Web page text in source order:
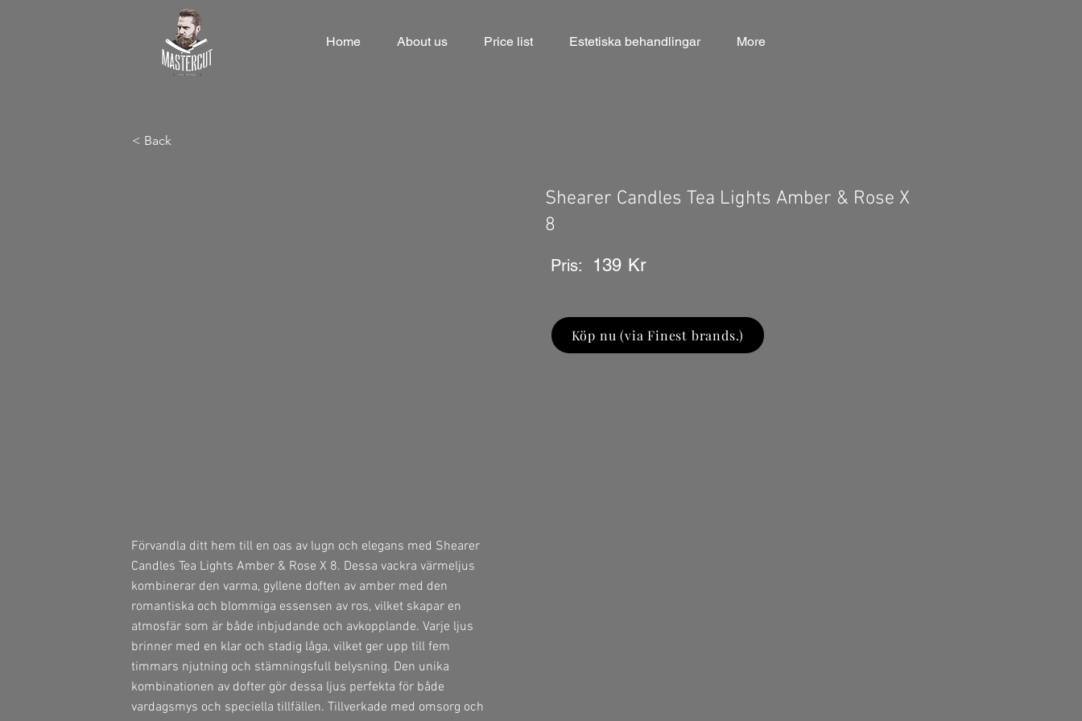
Home About us Price list Estetiska behandlingar More
< Back
Shearer Candles Tea Lights Amber & Rose X
8
Pris: 139 Kr
Köp nu (via Finest brands.)
Förvandla ditt hem till en oas av lugn och elegans med Shearer
Candles Tea Lights Amber & Rose X 8. Dessa vackra värmeljus
kombinerar den varma, gyllene doften av amber med den
romantiska och blommiga essensen av ros, vilket skapar en
atmosfär som är både inbjudande och avkopplande. Varje ljus
brinner med en klar och stadig låga, vilket ger upp till fem
timmars njutning och stämningsfull belysning. Den unika
kombinationen av dofter gör dessa ljus perfekta för både
vardagsmys och speciella tillfällen. Tillverkade med omsorg och